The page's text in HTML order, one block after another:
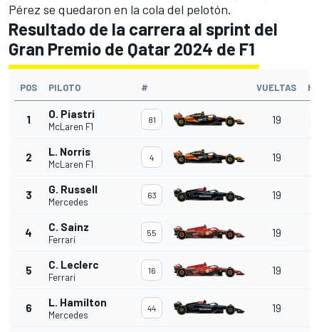
Pérez se quedaron en la cola del pelotón.
Resultado de la carrera al sprint del
Gran Premio de Qatar 2024 de F1
POS PILOTO # VUELTAS
1 O. Piastri
McLaren F1
81 19
2 L. Norris
McLaren F1
4 19
3 G. Russell
Mercedes
63 19
4 C. Sainz
Ferrari
55 19
5 C. Leclerc
Ferrari
16 19
6 L. Hamilton
Mercedes
44 19